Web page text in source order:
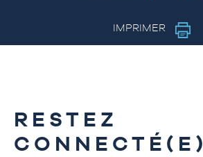
IMPRIMER
RESTEZ
CONNECTÉ(E)